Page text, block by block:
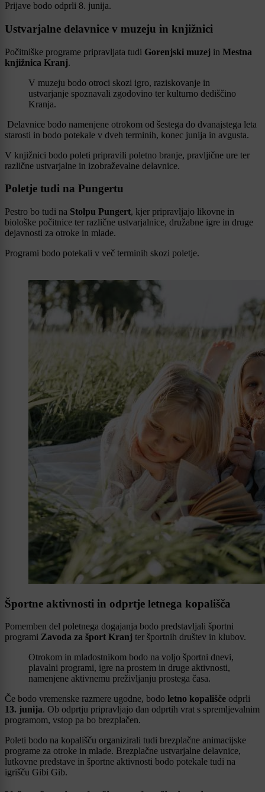
Prijave bodo odprli 8. junija.
Ustvarjalne delavnice v muzeju in knjižnici
Počitniške programe pripravljata tudi Gorenjski muzej in Mestna
knjižnica Kranj.
V muzeju bodo otroci skozi igro, raziskovanje in
ustvarjanje spoznavali zgodovino ter kulturno dediščino
Kranja.
Delavnice bodo namenjene otrokom od šestega do dvanajstega leta
starosti in bodo potekale v dveh terminih, konec junija in avgusta.
V knjižnici bodo poleti pripravili poletno branje, pravljične ure ter
različne ustvarjalne in izobraževalne delavnice.
Poletje tudi na Pungertu
Pestro bo tudi na Stolpu Pungert, kjer pripravljajo likovne in
biološke počitnice ter različne ustvarjalnice, družabne igre in druge
dejavnosti za otroke in mlade.
Programi bodo potekali v več terminih skozi poletje.
Športne aktivnosti in odprtje letnega kopališča
Pomemben del poletnega dogajanja bodo predstavljali športni
programi Zavoda za šport Kranj ter športnih društev in klubov.
Otrokom in mladostnikom bodo na voljo športni dnevi,
plavalni programi, igre na prostem in druge aktivnosti,
namenjene aktivnemu preživljanju prostega časa.
Če bodo vremenske razmere ugodne, bodo letno kopališče odprli
13. junija. Ob odprtju pripravljajo dan odprtih vrat s spremljevalnim
programom, vstop pa bo brezplačen.
Poleti bodo na kopališču organizirali tudi brezplačne animacijske
programe za otroke in mlade. Brezplačne ustvarjalne delavnice,
lutkovne predstave in športne aktivnosti bodo potekale tudi na
igrišču Gibi Gib.